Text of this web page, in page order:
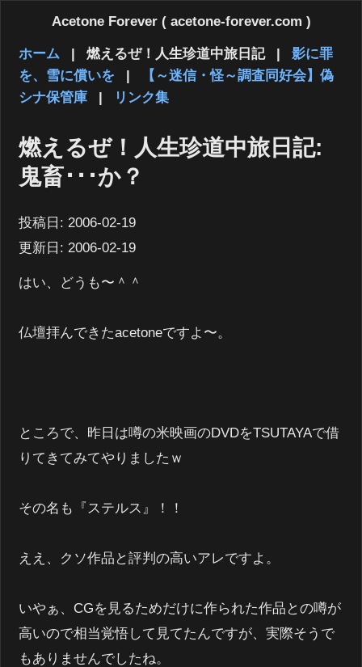
Acetone Forever ( acetone-forever.com )
ホーム 燃えるぜ！人生珍道中旅日記
影に罪
を、雪に償いを
【～迷信・怪～調査同好会】偽
シナ保管庫
リンク集
燃えるぜ！人生珍道中旅日記:
鬼畜･･･か？
投稿日: 2006-02-19
更新日: 2006-02-19
はい、どうも〜＾＾
仏壇拝んできたacetoneですよ〜。
ところで、昨日は噂の米映画のDVDをTSUTAYAで借
りてきてみてやりましたｗ
その名も『ステルス』！！
ええ、クソ作品と評判の高いアレですよ。
いやぁ、CGを見るためだけに作られた作品との噂が
高いので相当覚悟して見てたんですが、実際そうで
もありませんでしたね。